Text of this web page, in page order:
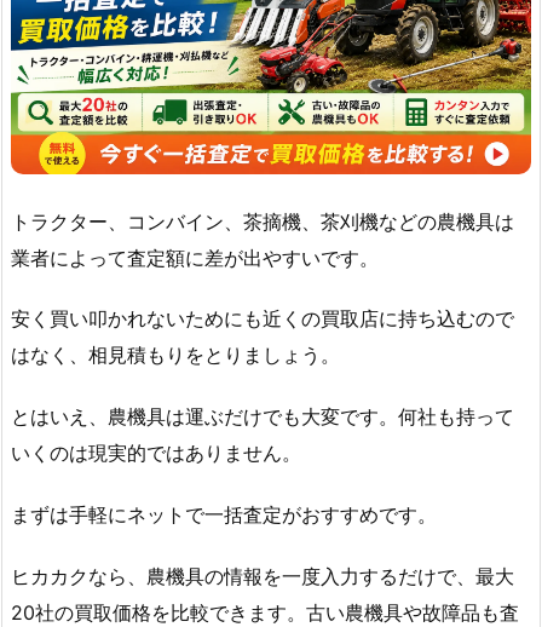
トラクター、コンバイン、茶摘機、茶刈機などの農機具は
業者によって査定額に差が出やすいです。
安く買い叩かれないためにも近くの買取店に持ち込むので
はなく、相見積もりをとりましょう。
とはいえ、農機具は運ぶだけでも大変です。何社も持って
いくのは現実的ではありません。
まずは手軽にネットで一括査定がおすすめです。
ヒカカクなら、農機具の情報を一度入力するだけで、最大
20社の買取価格を比較できます。古い農機具や故障品も査